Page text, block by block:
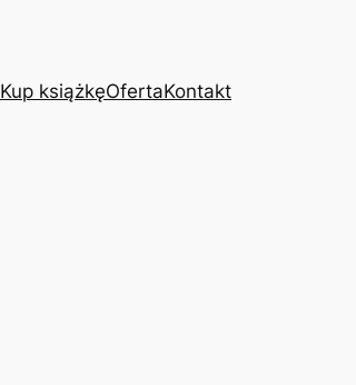
Kup książkęOfertaKontakt